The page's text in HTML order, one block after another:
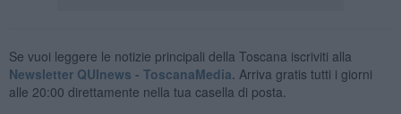
Se vuoi leggere le notizie principali della Toscana iscriviti alla
Newsletter QUInews - ToscanaMedia. Arriva gratis tutti i giorni
alle 20:00 direttamente nella tua casella di posta.